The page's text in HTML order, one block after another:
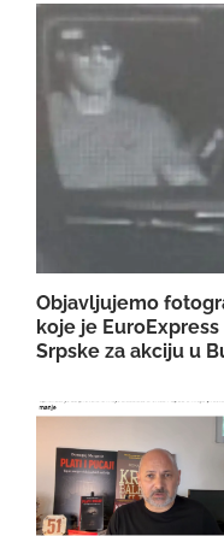
Objavljujemo
koje je
Srpske za akciju u